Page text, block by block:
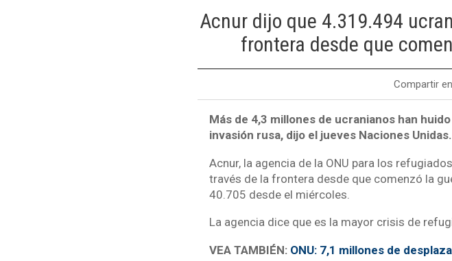
Acnur dijo que 4.319.494
frontera desde que
Compartir
Más de 4,3 millones de ucranianos han
invasión rusa, dijo el jueves Naciones Unidas.
Acnur, la agencia de la ONU para los
través de la frontera desde que comenzó la
40.705 desde el miércoles.
La agencia dice que es la mayor crisis de
VEA TAMBIÉN: ONU: 7,1 millones de